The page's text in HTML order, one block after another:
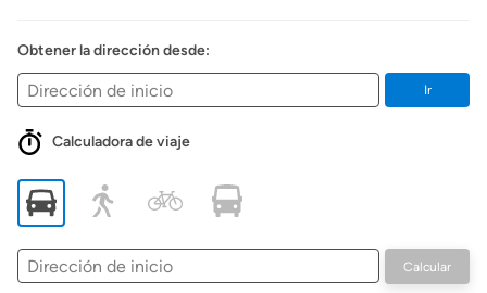
Obtener la dirección desde:
Ir
Calculadora de viaje
Dirección
de
Calcular